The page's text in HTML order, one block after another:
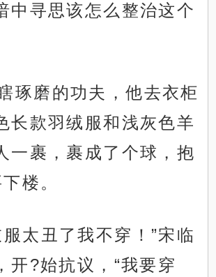
中寻思该怎么整治这个
琢磨的功夫，他去衣柜
长款羽绒服和浅灰色羊
一裹，裹成了个球，抱
楼。
服太丑了我不穿！”宋临
开?始抗议，“我要穿